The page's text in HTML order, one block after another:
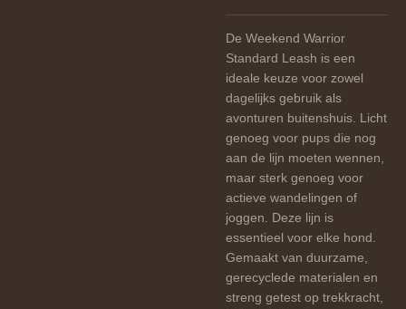
De Weekend Warrior
Standard Leash is een
ideale keuze voor zowel
dagelijks gebruik als
avonturen buitenshuis. Licht
genoeg voor pups die nog
aan de lijn moeten wennen,
maar sterk genoeg voor
actieve wandelingen of
joggen. Deze lijn is
essentieel voor elke hond.
Gemaakt van duurzame,
gerecyclede materialen en
streng getest op trekkracht,